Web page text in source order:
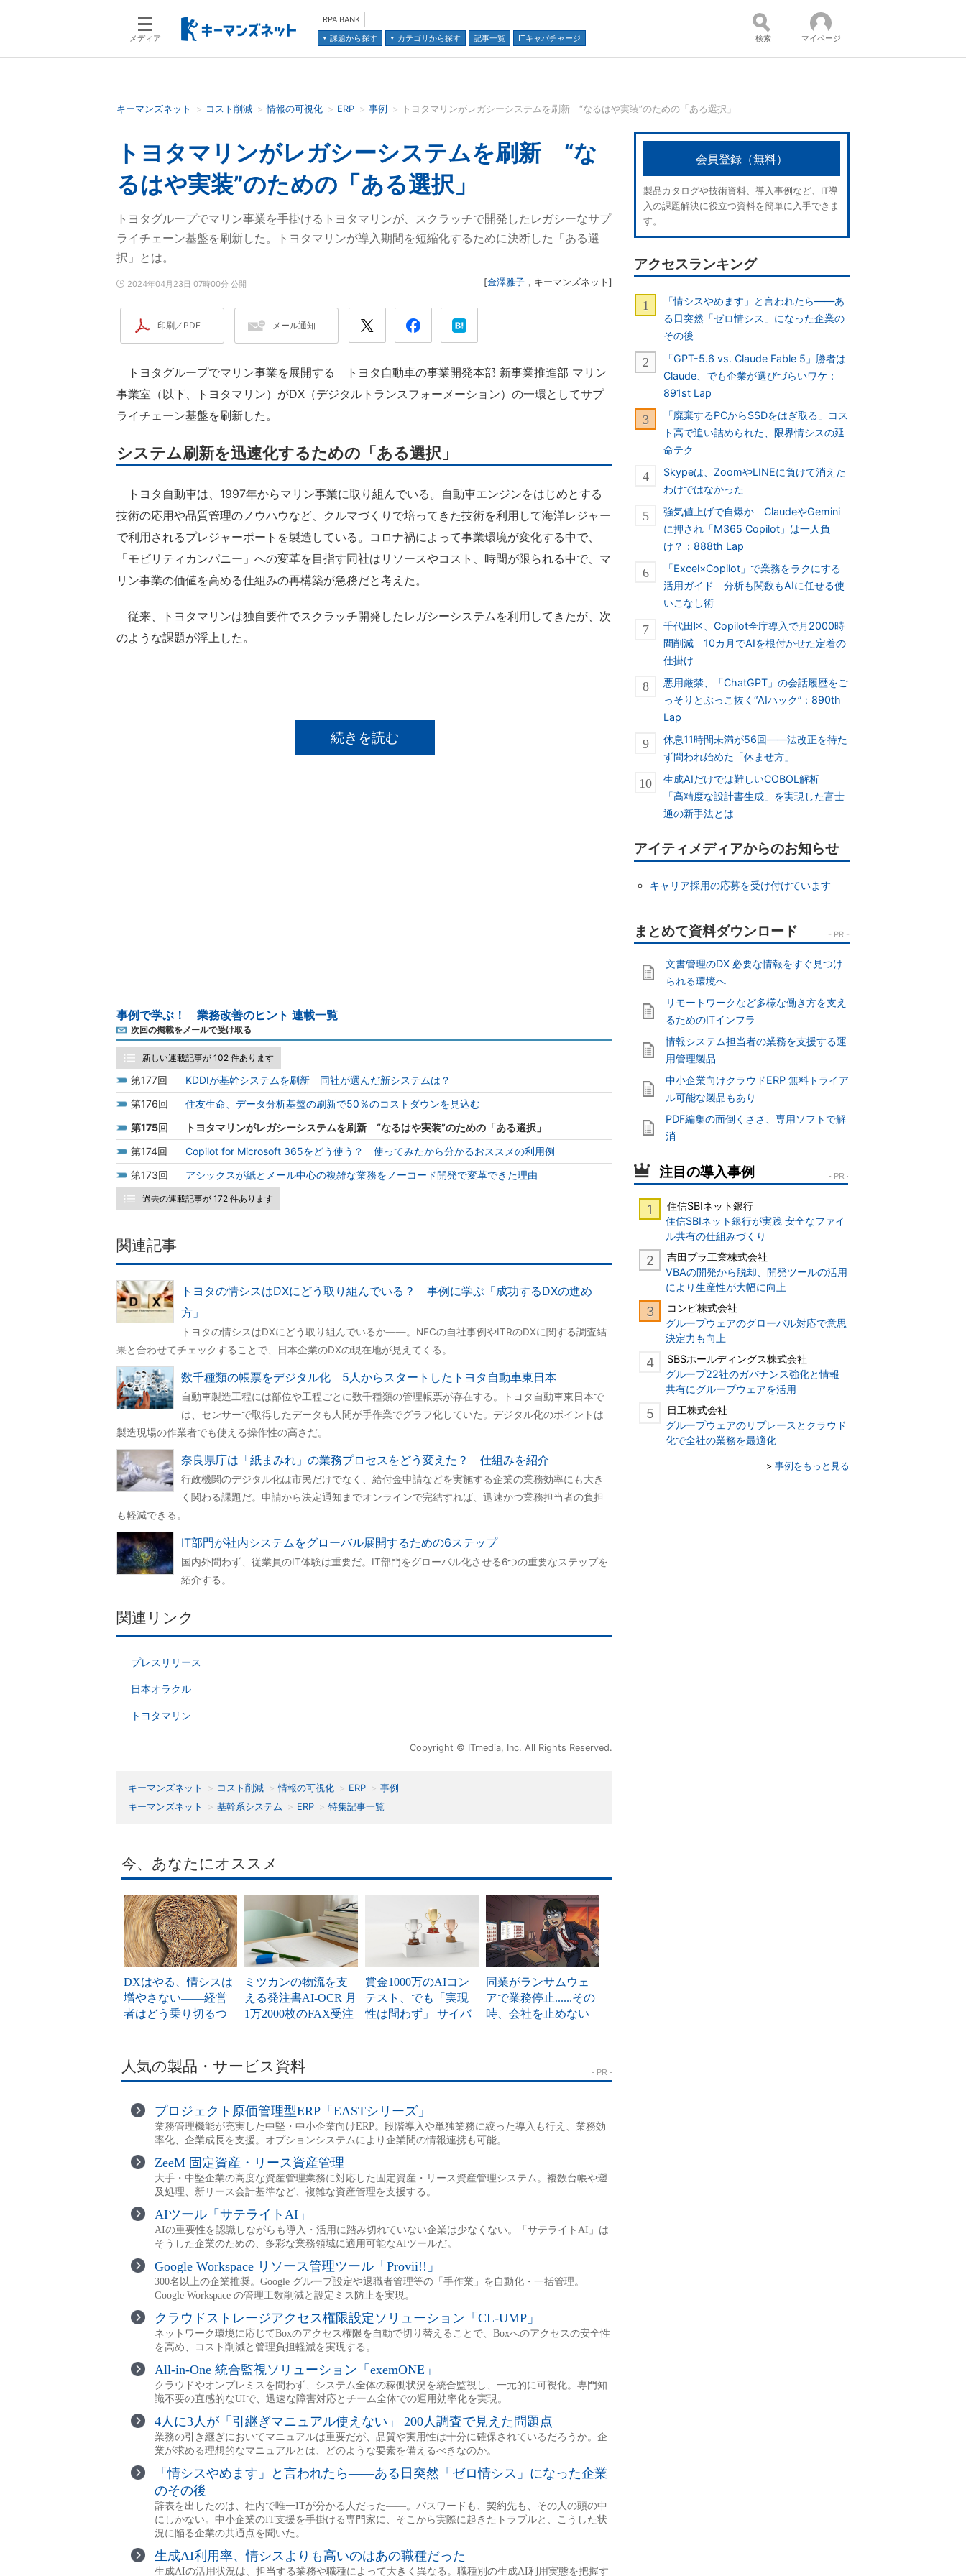
メディア
RPA BANK
課題から探す
カテゴリから探す 記事一覧 ITキャパチャージ
検索語を入力してください コンテンツ：
並び順：
検索 マイページ
キーマンズネット コスト削減 情報の可視化 ERP 事例 トヨタマリンがレガシーシステムを刷新 “なるはや実装”のための「ある選択」
トヨタマリンがレガシーシステムを刷新 “な
るはや実装”のための「ある選択」
トヨタグループでマリン事業を手掛けるトヨタマリンが、スクラッチで開発したレガシーなサプ
ライチェーン基盤を刷新した。トヨタマリンが導入期間を短縮化するために決断した「ある選
択」とは。
2024年04月23日 07時00分 公開 [金澤雅子 ， キーマンズネット ]
印刷／PDF メール通知
トヨタグループでマリン事業を展開する トヨタ自動車の事業開発本部 新事業推進部 マリン
事業室（以下、トヨタマリン）がDX（デジタルトランスフォーメーション）の一環としてサプ
ライチェーン基盤を刷新した。
システム刷新を迅速化するための「ある選択」
トヨタ自動車は、1997年からマリン事業に取り組んでいる。自動車エンジンをはじめとする
技術の応用や品質管理のノウハウなど、クルマづくりで培ってきた技術を利用して海洋レジャー
で利用されるプレジャーボートを製造している。コロナ禍によって事業環境が変化する中で、
「モビリティカンパニー」への変革を目指す同社はリソースやコスト、時間が限られる中で、マ
リン事業の価値を高める仕組みの再構築が急務だと考えた。
従来、トヨタマリンは独自要件でスクラッチ開発したレガシーシステムを利用してきたが、次
のような課題が浮上した。
続きを読む
事例で学ぶ！ 業務改善のヒント 連載一覧
次回の掲載をメールで受け取る
新しい連載記事が 102 件あります
177
KDDIが基幹システムを刷新 同社が選んだ新システムは？
176
住友生命、データ分析基盤の刷新で50％のコストダウンを見込む
175
トヨタマリンがレガシーシステムを刷新 “なるはや実装”のための「ある選択」
174
Copilot for Microsoft 365をどう使う？ 使ってみたから分かるおススメの利用例
173
アシックスが紙とメール中心の複雑な業務をノーコード開発で変革できた理由
過去の連載記事が 172 件あります
関連記事
トヨタの情シスはDXにどう取り組んでいる？ 事例に学ぶ「成功するDXの進め
方」
トヨタの情シスはDXにどう取り組んでいるか――。NECの自社事例やITRのDXに関する調査結
果と合わせてチェックすることで、日本企業のDXの現在地が見えてくる。
数千種類の帳票をデジタル化 5人からスタートしたトヨタ自動車東日本
自動車製造工程には部位や工程ごとに数千種類の管理帳票が存在する。トヨタ自動車東日本で
は、センサーで取得したデータも人間が手作業でグラフ化していた。デジタル化のポイントは
製造現場の作業者でも使える操作性の高さだ。
奈良県庁は「紙まみれ」の業務プロセスをどう変えた？ 仕組みを紹介
行政機関のデジタル化は市民だけでなく、給付金申請などを実施する企業の業務効率にも大き
く関わる課題だ。申請から決定通知までオンラインで完結すれば、迅速かつ業務担当者の負担
も軽減できる。
IT部門が社内システムをグローバル展開するための6ステップ
国内外問わず、従業員のIT体験は重要だ。IT部門をグローバル化させる6つの重要なステップを
紹介する。
関連リンク
プレスリリース
日本オラクル
トヨタマリン
Copyright © ITmedia, Inc. All Rights Reserved.
キーマンズネット コスト削減 情報の可視化 ERP
事例
キーマンズネット
基幹系システム ERP 特集記事一覧
会員登録（無料）
製品カタログや技術資料、導入事例など、IT導
入の課題解決に役立つ資料を簡単に入手できま
す。
アクセスランキング
「情シスやめます」と言われたら――あ
る日突然「ゼロ情シス」になった企業の
その後
「GPT-5.6 vs. Claude Fable 5」勝者は
Claude、でも企業が選びづらいワケ：
891st Lap
「廃棄するPCからSSDをはぎ取る」コス
ト高で追い詰められた、限界情シスの延
命テク
Skypeは、ZoomやLINEに負けて消えた
わけではなかった
強気値上げで自爆か ClaudeやGemini
に押され「M365 Copilot」は一人負
け？：888th Lap
「Excel×Copilot」で業務をラクにする
活用ガイド 分析も関数もAIに任せる使
いこなし術
千代田区、Copilot全庁導入で月2000時
間削減 10カ月でAIを根付かせた定着の
仕掛け
悪用厳禁、「ChatGPT」の会話履歴をご
っそりとぶっこ抜く“AIハック”：890th
Lap
休息11時間未満が56回――法改正を待た
ず問われ始めた「休ませ方」
生成AIだけでは難しいCOBOL解析
「高精度な設計書生成」を実現した富士
通の新手法とは
アイティメディアからのお知らせ
キャリア採用の応募を受け付けています
文書管理のDX 必要な情報をすぐ見つけ
られる環境へ
リモートワークなど多様な働き方を支え
るためのITインフラ
情報システム担当者の業務を支援する運
用管理製品
中小企業向けクラウドERP 無料トライア
ル可能な製品もあり
PDF編集の面倒くささ、専用ソフトで解
消